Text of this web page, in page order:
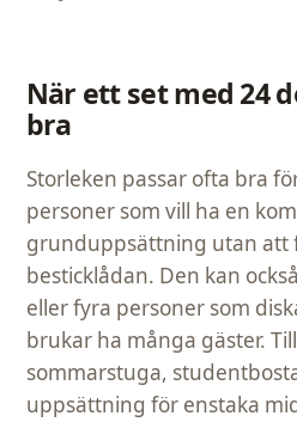
När ett set med 24
bra
Storleken passar ofta bra
personer som vill ha en
grunduppsättning utan att
besticklådan. Den kan
eller fyra personer som
brukar ha många gäster.
sommarstuga,
uppsättning för enstaka